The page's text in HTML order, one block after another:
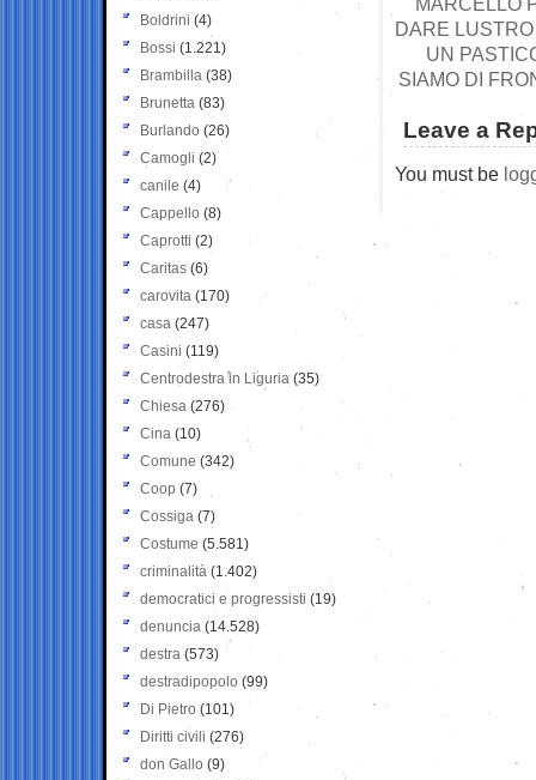
DARE
UN
SIAMO DI
Leave a
You must be
Boldrini (4)
Bossi (1.221)
Brambilla (38)
Brunetta (83)
Burlando (26)
Camogli (2)
canile (4)
Cappello (8)
Caprotti (2)
Caritas (6)
carovita (170)
casa (247)
Casini (119)
Centrodestra in Liguria (35)
Chiesa (276)
Cina (10)
Comune (342)
Coop (7)
Cossiga (7)
Costume (5.581)
criminalità (1.402)
democratici e progressisti (19)
denuncia (14.528)
destra (573)
destradipopolo (99)
Di Pietro (101)
Diritti civili (276)
don Gallo (9)